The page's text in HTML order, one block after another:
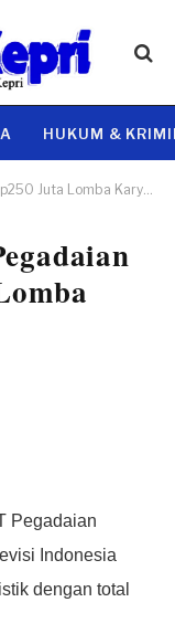
HUKUM &
Lomba Karya Jurnalistik!
Pegadaian
Indonesia
dengan total